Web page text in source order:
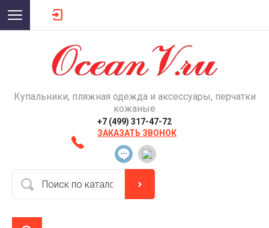
Купальники, пляжная одежда и аксессуары, перчатки
кожаные
+7 (499) 317-47-72
ЗАКАЗАТЬ ЗВОНОК